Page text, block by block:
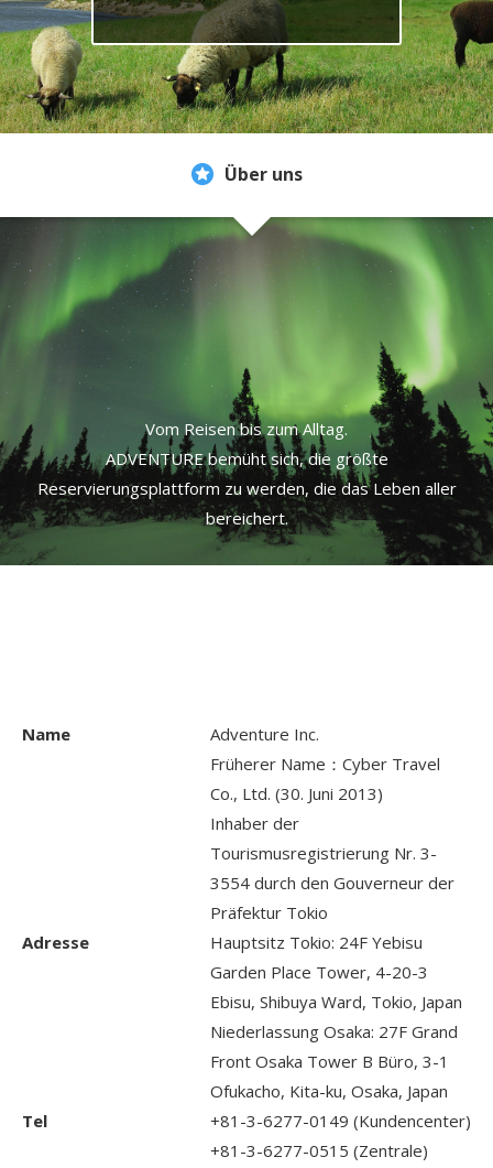
Über uns
Vom Reisen bis zum Alltag.
ADVENTURE bemüht sich, die größte
Reservierungsplattform zu werden, die das Leben aller
bereichert.
Name
Adventure Inc.
Früherer Name：Cyber Travel
Co., Ltd. (30. Juni 2013)
Inhaber der
Tourismusregistrierung Nr. 3-
3554 durch den Gouverneur der
Präfektur Tokio
Adresse
Hauptsitz Tokio: 24F Yebisu
Garden Place Tower, 4-20-3
Ebisu, Shibuya Ward, Tokio, Japan
Niederlassung Osaka: 27F Grand
Front Osaka Tower B Büro, 3-1
Ofukacho, Kita-ku, Osaka, Japan
Tel
+81-3-6277-0149 (Kundencenter)
+81-3-6277-0515 (Zentrale)